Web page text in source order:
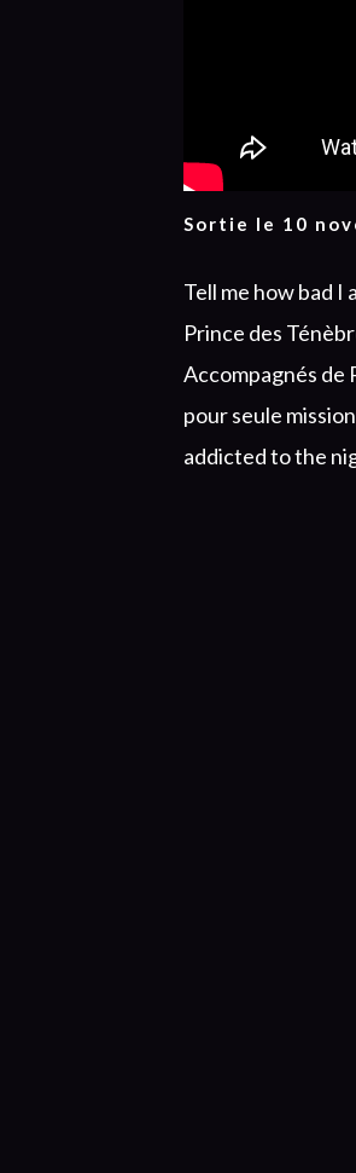
Sortie le 10
Tell me how bad I
Prince des
Accompagnés de
pour seule
addicted to the